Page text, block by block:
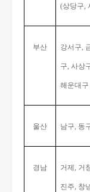
(상당구,
부산 강서구,
구, 사상
해운대구
울산 남구, 동
경남 거제, 거
진주, 창